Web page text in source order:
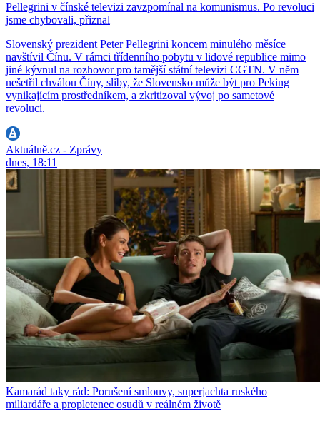
Pellegrini v čínské televizi zavzpomínal na komunismus. Po revoluci
jsme chybovali, přiznal
Slovenský prezident Peter Pellegrini koncem minulého měsíce
navštívil Čínu. V rámci třídenního pobytu v lidové republice mimo
jiné kývnul na rozhovor pro tamější státní televizi CGTN. V něm
nešetřil chválou Číny, sliby, že Slovensko může být pro Peking
vynikajícím prostředníkem, a zkritizoval vývoj po sametové
revoluci.
Aktuálně.cz - Zprávy
dnes, 18:11
Kamarád taky rád: Porušení smlouvy, superjachta ruského
miliardáře a propletenec osudů v reálném životě